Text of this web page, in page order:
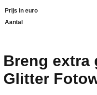
Prijs in euro
Aantal
Breng extra
Glitter